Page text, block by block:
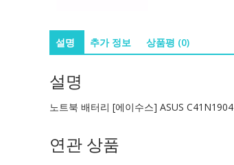
설명 추가 정보 상품평 (0)
설명
노트북 배터리 [에이수스] ASUS C41N1904
연관 상품